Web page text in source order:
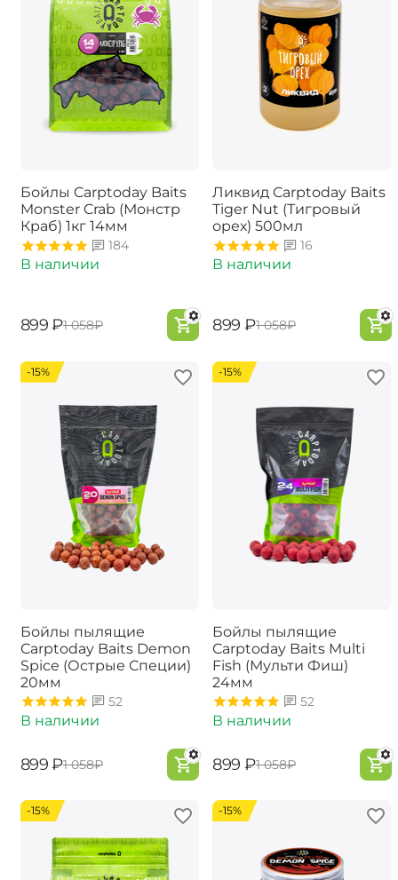
Бойлы Carptoday Baits
Monster Crab (Монстр
Краб) 1кг 14мм
184
В наличии
‍899‍ ₽‍1 058‍₽
Ликвид Carptoday Baits
Tiger Nut (Тигровый
орех) 500мл
16
В наличии
‍899‍ ₽‍1 058‍₽
-15%
Бойлы пылящие
Carptoday Baits Demon
Spice (Острые Специи)
20мм
52
В наличии
‍899‍ ₽‍1 058‍₽
-15%
Бойлы пылящие
Carptoday Baits Multi
Fish (Мульти Фиш)
24мм
52
В наличии
‍899‍ ₽‍1 058‍₽
-15% -15%